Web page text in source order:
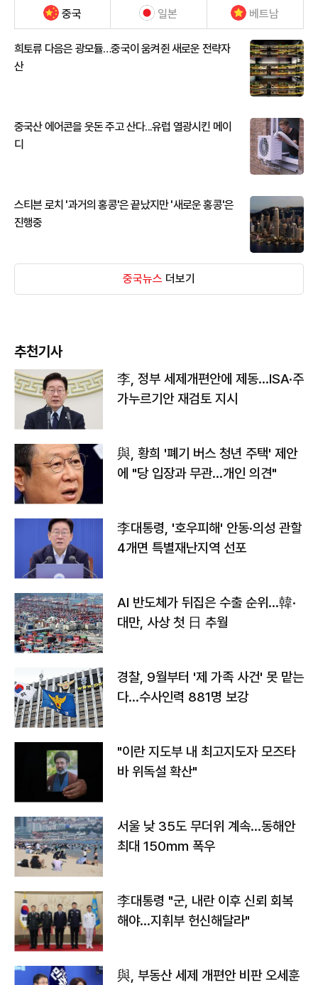
중국 일본 베트남
희토류 다음은 광모듈…중국이 움켜쥔 새로운 전략자
산
중국산 에어콘을 웃돈 주고 산다...유럽 열광시킨 메이
디
스티븐 로치 '과거의 홍콩'은 끝났지만 '새로운 홍콩'은
진행중
중국뉴스 더보기
추천기사
李, 정부 세제개편안에 제동…ISA·주
가누르기안 재검토 지시
與, 황희 '폐기 버스 청년 주택' 제안
에 "당 입장과 무관…개인 의견"
李대통령, '호우피해' 안동·의성 관할
4개면 특별재난지역 선포
AI 반도체가 뒤집은 수출 순위…韓·
대만, 사상 첫 日 추월
경찰, 9월부터 '제 가족 사건' 못 맡는
다…수사인력 881명 보강
"이란 지도부 내 최고지도자 모즈타
바 위독설 확산"
서울 낮 35도 무더위 계속…동해안
최대 150㎜ 폭우
李대통령 "군, 내란 이후 신뢰 회복
해야…지휘부 헌신해달라"
與, 부동산 세제 개편안 비판 오세훈